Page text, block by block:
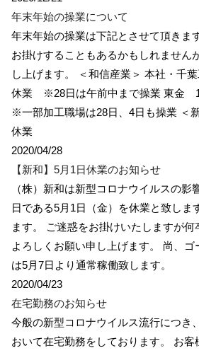
年末年始の操業について
年末年始の操業は下記とさせて頂きま
お掛けすることもあるかもしれません
し上げます。 ＜和信産業＞ 本社・千
休業 ※28日は午前中まで操業 東金
※一部加工職場は28日、4日も操業 ＜
休業
2020/04/28
【新和】5月1日休業のお知らせ
（株）新和は新型コロナウイルスの影
日である5月1日（金）を休業と致しま
ます。 ご迷惑をお掛けいたしますが
よろしくお願い申し上げます。 尚、
は5月7日より通常稼働致します。
2020/04/23
在宅勤務のお知らせ
今般の新型コロナウイルス流行につき
おいて在宅勤務をしております。 お客